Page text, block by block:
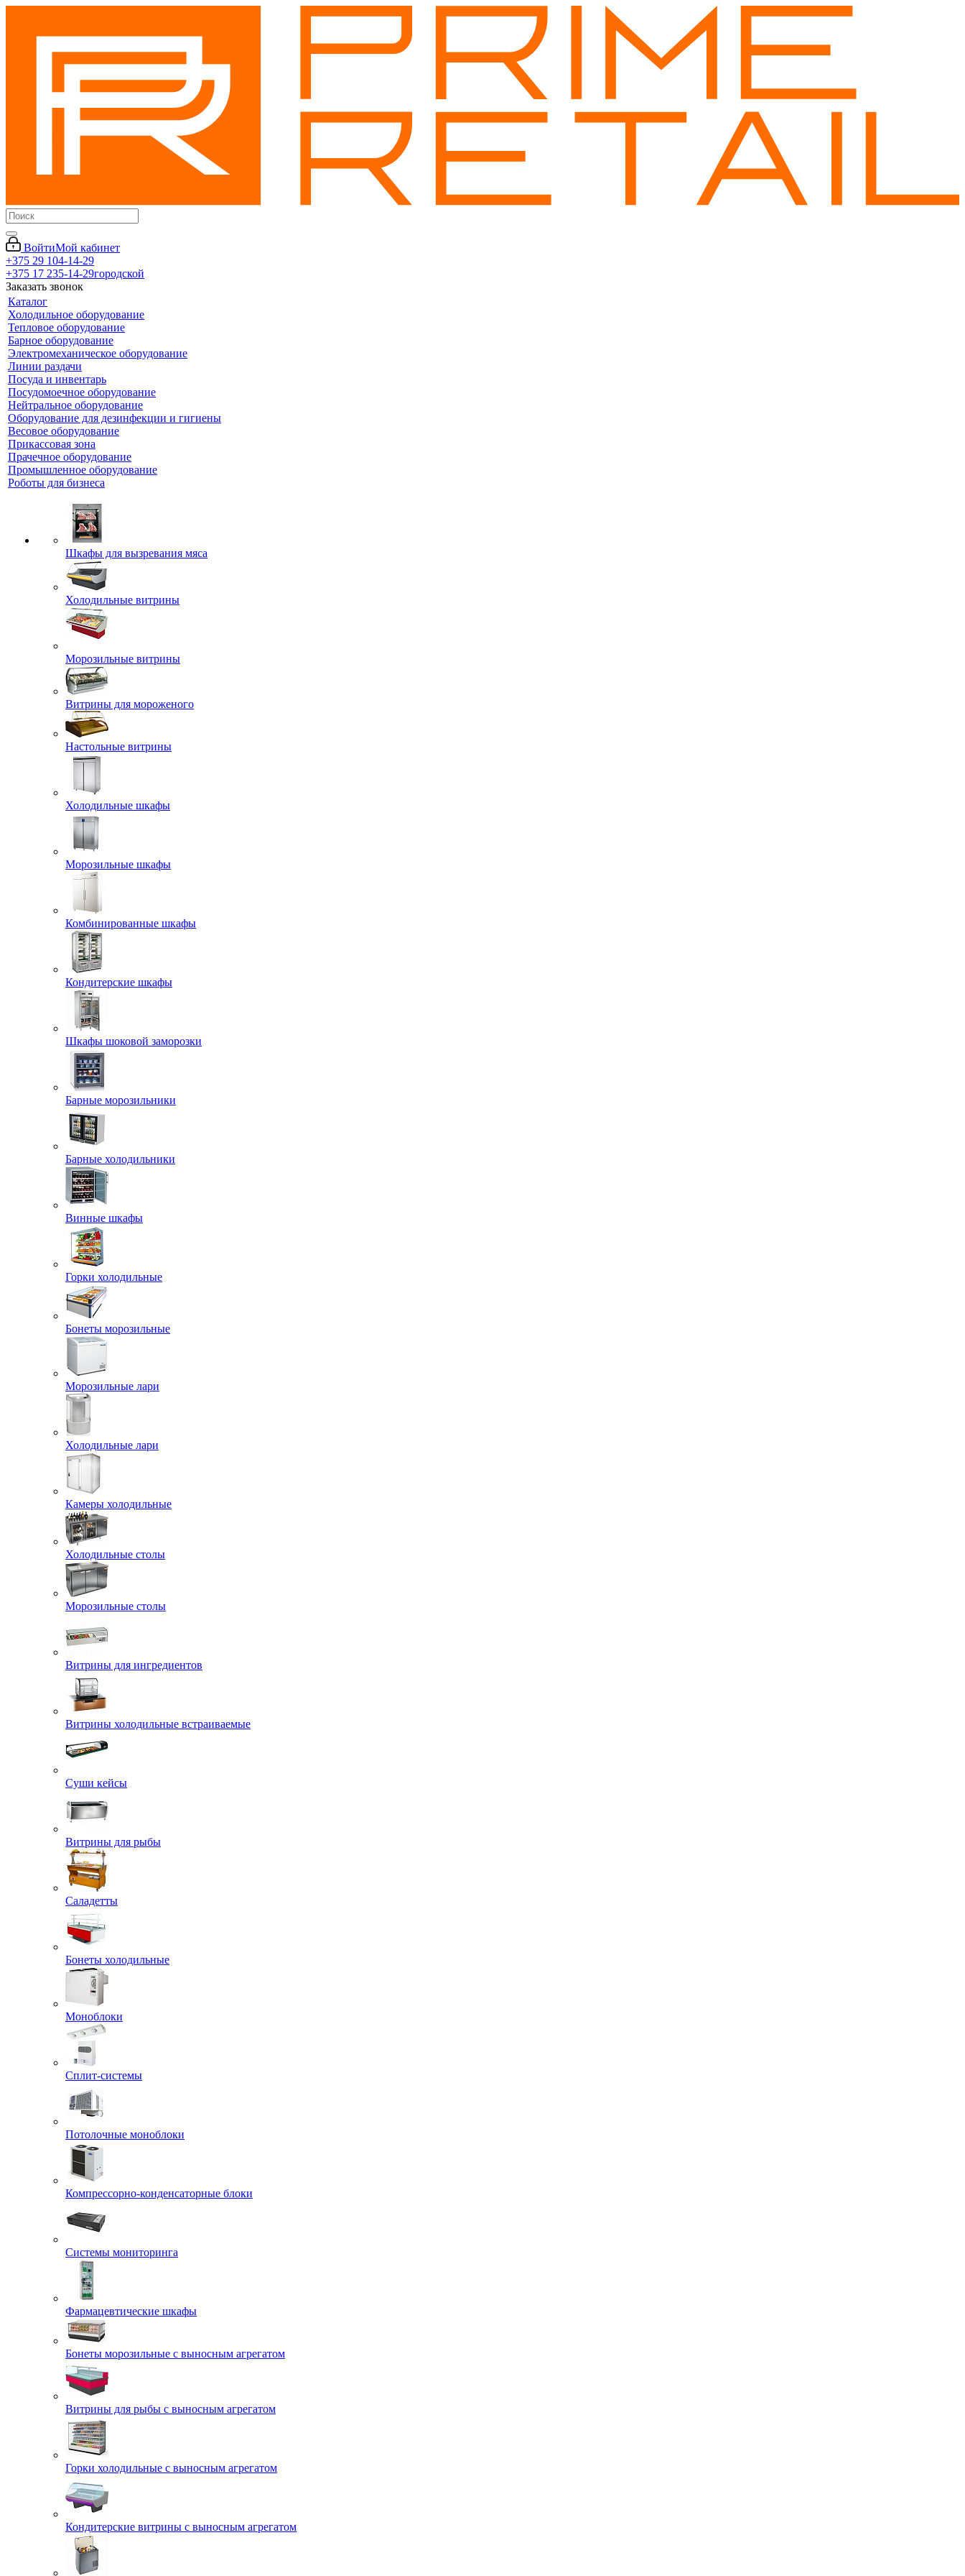
ВойтиМой кабинет
+375 29 104-14-29
+375 17 235-14-29городской
Заказать звонок
Каталог
Холодильное оборудование
Тепловое оборудование
Барное оборудование
Электромеханическое оборудование
Линии раздачи
Посуда и инвентарь
Посудомоечное оборудование
Нейтральное оборудование
Оборудование для дезинфекции и гигиены
Весовое оборудование
Прикассовая зона
Прачечное оборудование
Промышленное оборудование
Роботы для бизнеса
Шкафы для вызревания мяса
Холодильные витрины
Морозильные витрины
Витрины для мороженого
Настольные витрины
Холодильные шкафы
Морозильные шкафы
Комбинированные шкафы
Кондитерские шкафы
Шкафы шоковой заморозки
Барные морозильники
Барные холодильники
Винные шкафы
Горки холодильные
Бонеты морозильные
Морозильные лари
Холодильные лари
Камеры холодильные
Холодильные столы
Морозильные столы
Витрины для ингредиентов
Витрины холодильные встраиваемые
Суши кейсы
Витрины для рыбы
Саладетты
Бонеты холодильные
Моноблоки
Сплит-системы
Потолочные моноблоки
Компрессорно-конденсаторные блоки
Системы мониторинга
Фармацевтические шкафы
Бонеты морозильные с выносным агрегатом
Витрины для рыбы с выносным агрегатом
Горки холодильные с выносным агрегатом
Кондитерские витрины с выносным агрегатом